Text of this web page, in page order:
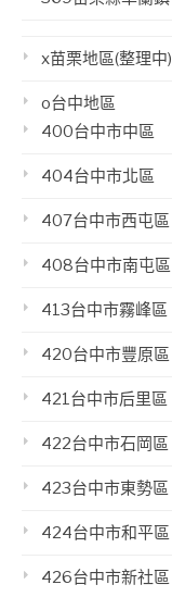
x苗栗地區(整理中)
o台中地區
400台中市中區
404台中市北區
407台中市西屯區
408台中市南屯區
413台中市霧峰區
420台中市豐原區
421台中市后里區
422台中市石岡區
423台中市東勢區
424台中市和平區
426台中市新社區